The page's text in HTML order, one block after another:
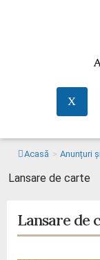
X
Acasă > Anunțuri
Lansare de carte
Lansare de